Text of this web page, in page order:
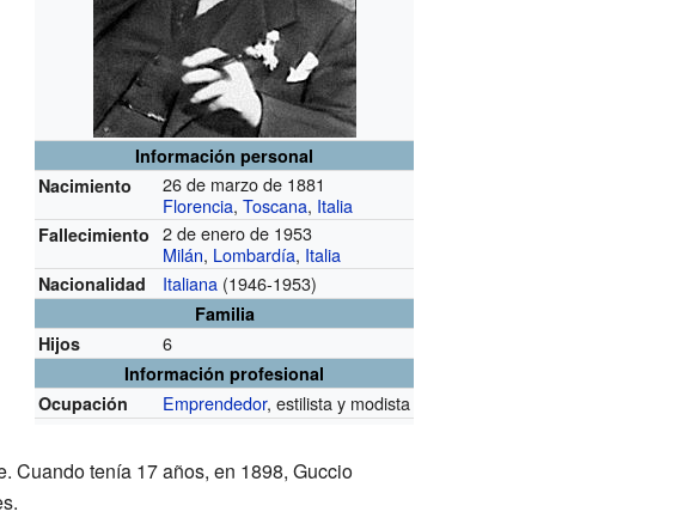
Información personal
Nacimiento
26 de marzo de 1881
Florencia,Toscana, Italia
Fallecimiento
2 de enero de 1953
Milán, Lombardía, Italia
Nacionalidad Italiana (1946-1953)
Familia
Hijos
6
Información profesional
Ocupación
Emprendedor, estilista y modista
Cuando tenía 17 años, en 1898, Guccio